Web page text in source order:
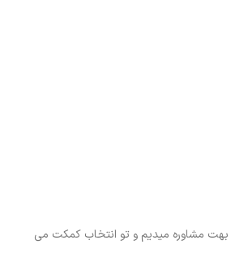
بهت مشاوره میدیم و تو انتخاب کمکت می